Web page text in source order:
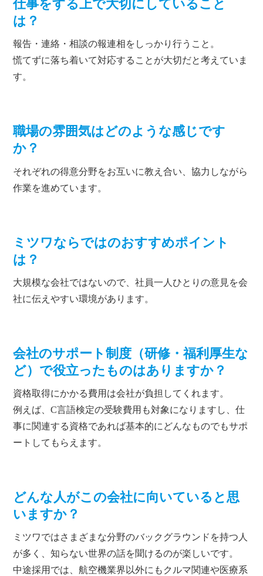
仕事をする上で大切にしていること
は？
報告・連絡・相談の報連相をしっかり行うこと。
慌てずに落ち着いて対応することが大切だと考えていま
す。
職場の雰囲気はどのような感じです
か？
それぞれの得意分野をお互いに教え合い、協力しながら
作業を進めています。
ミツワならではのおすすめポイント
は？
大規模な会社ではないので、社員一人ひとりの意見を会
社に伝えやすい環境があります。
会社のサポート制度（研修・福利厚生な
ど）で役立ったものはありますか？
資格取得にかかる費用は会社が負担してくれます。
例えば、C言語検定の受験費用も対象になりますし、仕
事に関連する資格であれば基本的にどんなものでもサポ
ートしてもらえます。
どんな人がこの会社に向いていると思
いますか？
ミツワではさまざまな分野のバックグラウンドを持つ人
が多く、知らない世界の話を聞けるのが楽しいです。
中途採用では、航空機業界以外にもクルマ関連や医療系